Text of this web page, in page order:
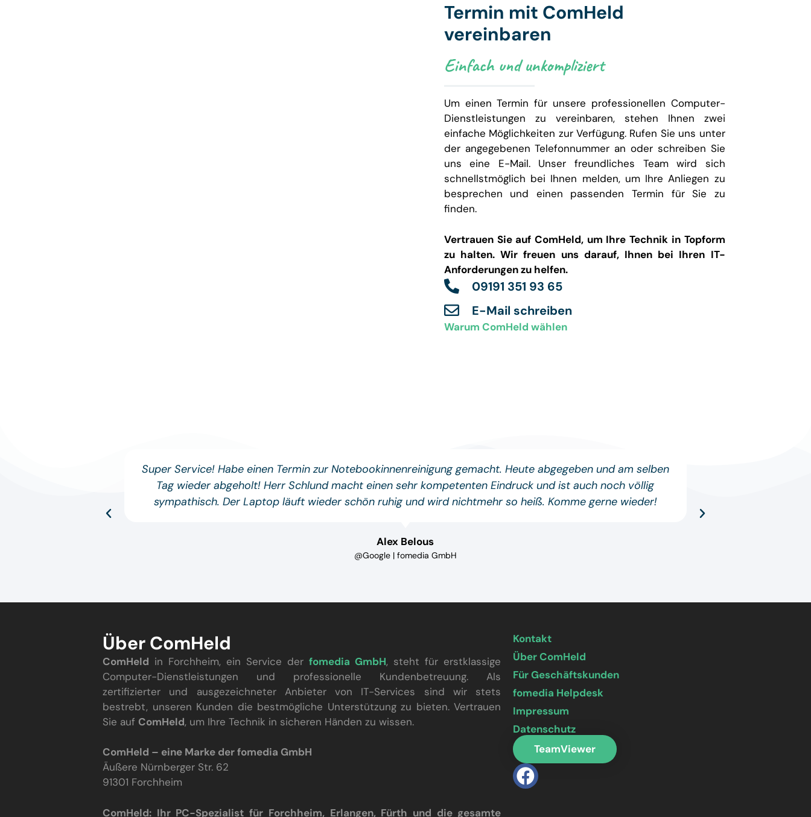
Termin mit ComHeld
vereinbaren
Einfach und unkompliziert
Um einen Termin für unsere professionellen Computer-
Dienstleistungen zu vereinbaren, stehen Ihnen zwei
einfache Möglichkeiten zur Verfügung. Rufen Sie uns unter
der angegebenen Telefonnummer an oder schreiben Sie
uns eine E-Mail. Unser freundliches Team wird sich
schnellstmöglich bei Ihnen melden, um Ihre Anliegen zu
besprechen und einen passenden Termin für Sie zu
finden.
Vertrauen Sie auf ComHeld, um Ihre Technik in Topform
zu halten. Wir freuen uns darauf, Ihnen bei Ihren IT-
Anforderungen zu helfen.
09191 351 93 65
E-Mail schreiben
Warum ComHeld wählen
Super Service! Habe einen Termin zur Notebookinnenreinigung gemacht. Heute abgegeben und am selben
Tag wieder abgeholt! Herr Schlund macht einen sehr kompetenten Eindruck und ist auch noch völlig
sympathisch. Der Laptop läuft wieder schön ruhig und wird nichtmehr so heiß. Komme gerne wieder!
Alex Belous
@Google | fomedia GmbH
Über ComHeld
ComHeld in Forchheim, ein Service derfomedia GmbH, steht für erstklassige
Computer-Dienstleistungen und professionelle Kundenbetreuung. Als
zertifizierter und ausgezeichneter Anbieter von IT-Services sind wir stets
bestrebt, unseren Kunden die bestmögliche Unterstützung zu bieten. Vertrauen
Sie auf ComHeld, um Ihre Technik in sicheren Händen zu wissen.
ComHeld – eine Marke der fomedia GmbH
Äußere Nürnberger Str. 62
91301 Forchheim
ComHeld: Ihr PC-Spezialist für Forchheim, Erlangen, Fürth und die gesamte
Kontakt
Über ComHeld
Für Geschäftskunden
fomedia Helpdesk
Impressum
Datenschutz
TeamViewer